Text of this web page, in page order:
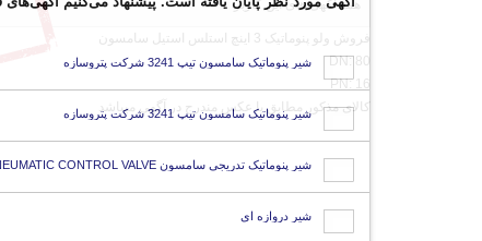
همه آگهی های این کاربر
فروش ولو پنوماتیک 3 اینچ استلس استیل سامسون
DN: 80
PN: 16
کالای مذکور مطابق با عکس مندرج در آگهی میباشد
شیر پنوماتیک سامسون تیپ 3241 شرکت پتروسازه
شیر پنوماتیک سامسون تیپ 3241 شرکت پتروسازه
شیر پنوماتیک تدریجی سامسون PNEUMATIC CONTROL VALVE
شیر دروازه ای